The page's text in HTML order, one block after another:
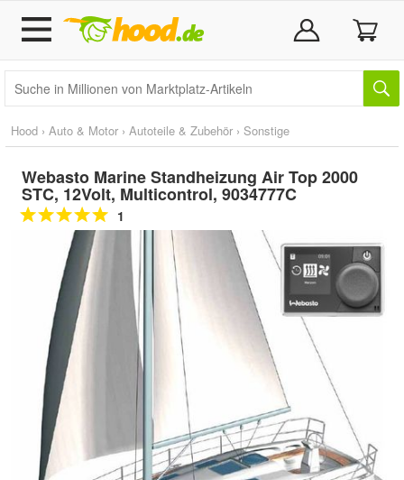
Hood › Auto & Motor › Autoteile & Zubehör › Sonstige
Webasto Marine Standheizung Air Top 2000
STC, 12Volt, Multicontrol, 9034777C
1